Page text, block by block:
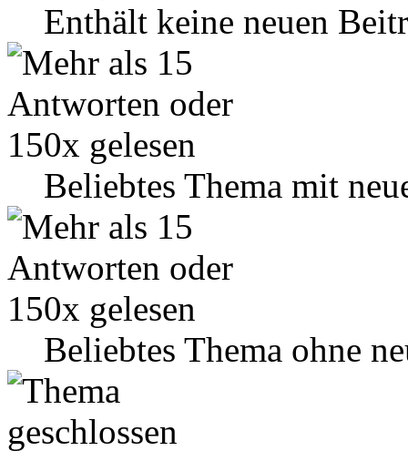
Enthält keine neuen
Beliebtes Thema mit
Beliebtes Thema ohne